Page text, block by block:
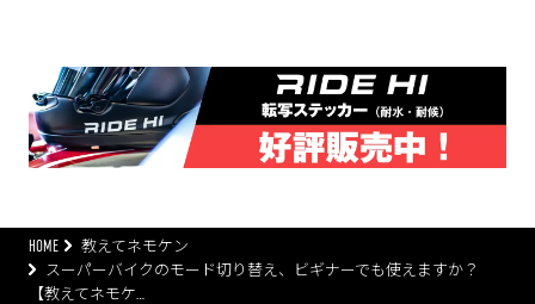
HOME
教えてネモケン
スーパーバイクのモード切り替え、ビギナーでも使えますか？
【教えてネモケ…